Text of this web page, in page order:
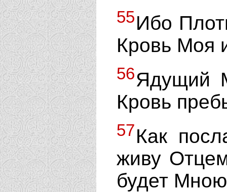
55Ибо
Кровь Моя
56Ядущий
Кровь
57Как
живу
будет